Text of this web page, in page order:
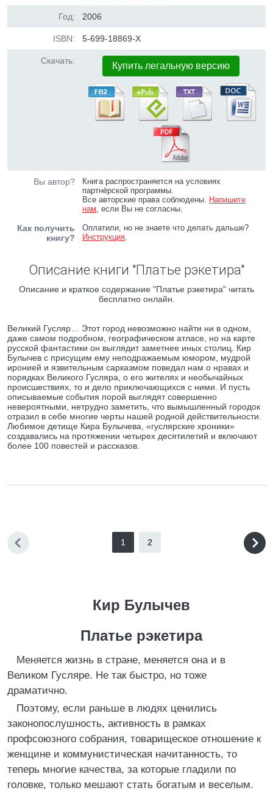
Год: 2006
ISBN: 5-699-18869-Х
Скачать: Купить легальную версию
Вы автор?
Книга распространяется на условиях
партнёрской программы.
Все авторские права соблюдены. Напишите
нам, если Вы не согласны.
Как получить
книгу?
Оплатили, но не знаете что делать дальше?
Инструкция.
Описание книги "Платье рэкетира"
Описание и краткое содержание "Платье рэкетира" читать
бесплатно онлайн.
Великий Гусляр… Этот город невозможно найти ни в одном,
даже самом подробном, географическом атласе, но на карте
русской фантастики он выглядит заметнее иных столиц. Кир
Булычев с присущим ему неподражаемым юмором, мудрой
иронией и язвительным сарказмом поведал нам о нравах и
порядках Великого Гусляра, о его жителях и необычайных
происшествиях, то и дело приключающихся с ними. И пусть
описываемые события порой выглядят совершенно
невероятными, нетрудно заметить, что вымышленный городок
отразил в себе многие черты нашей родной действительности.
Любимое детище Кира Булычева, «гуслярские хроники»
создавались на протяжении четырех десятилетий и включают
более 100 повестей и рассказов.
1 2
Кир Булычев
Платье рэкетира
Меняется жизнь в стране, меняется она и в
Великом Гусляре. Не так быстро, но тоже
драматично.
Поэтому, если раньше в людях ценились
законопослушность, активность в рамках
профсоюзного собрания, товарищеское отношение к
женщине и коммунистическая начитанность, то
теперь многие качества, за которые гладили по
головке, только мешают стать богатым и веселым.